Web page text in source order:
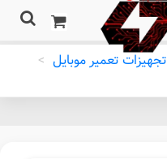
تجهیزات تعمیر موبایل >